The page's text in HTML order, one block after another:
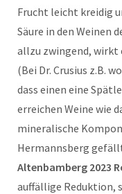
Frucht leicht kreidig
Säure in den Weinen
allzu zwingend, wirkt
(Bei Dr. Crusius z.B.
dass einen eine
erreichen Weine wie
mineralische
Hermannsberg
Altenbamberg 2023
auffällige Reduktion,